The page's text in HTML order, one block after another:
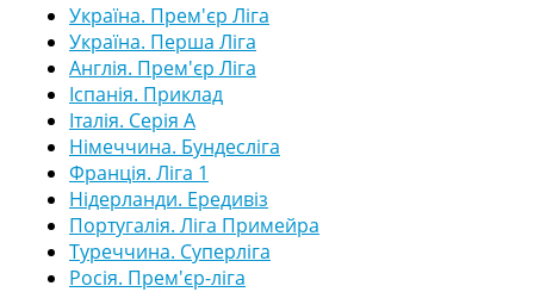
Україна. Прем'єр Ліга
Україна. Перша Ліга
Англія. Прем'єр Ліга
Іспанія. Приклад
Італія. Серія А
Німеччина. Бундесліга
Франція. Ліга 1
Нідерланди. Ередивіз
Португалія. Ліга Примейра
Туреччина. Суперліга
Росія. Прем'єр-ліга